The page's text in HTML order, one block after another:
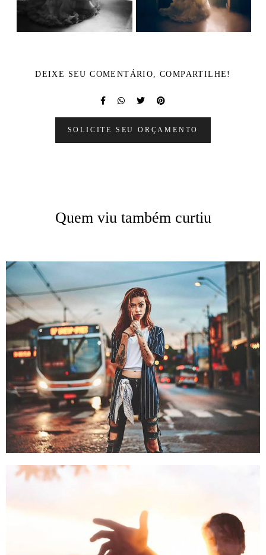
DEIXE SEU COMENTÁRIO, COMPARTILHE!
SOLICITE SEU ORÇAMENTO
Quem viu também curtiu